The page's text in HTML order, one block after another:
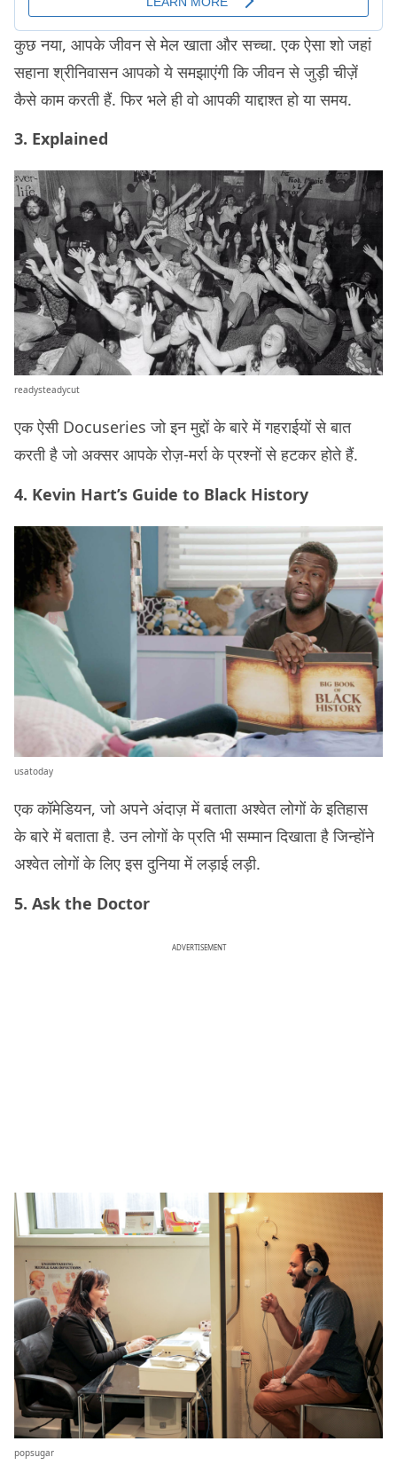
कुछ नया, आपके जीवन से मेल खाता और सच्चा. एक ऐसा शो जहां
सहाना श्रीनिवासन आपको ये समझाएंगी कि जीवन से जुड़ी चीज़ें
कैसे काम करती हैं. फिर भले ही वो आपकी याद्दाश्त हो या समय.
3. Explained
readysteadycut
एक ऐसी Docuseries जो इन मुद्दों के बारे में गहराईयों से बात
करती है जो अक्सर आपके रोज़-मर्रा के प्रश्नों से हटकर होते हैं.
4. Kevin Hart’s Guide to Black History
usatoday
एक कॉमेडियन, जो अपने अंदाज़ में बताता अश्वेत लोगों के इतिहास
के बारे में बताता है. उन लोगों के प्रति भी सम्मान दिखाता है जिन्होंने
अश्वेत लोगों के लिए इस दुनिया में लड़ाई लड़ी.
5. Ask the Doctor
ADVERTISEMENT
popsugar